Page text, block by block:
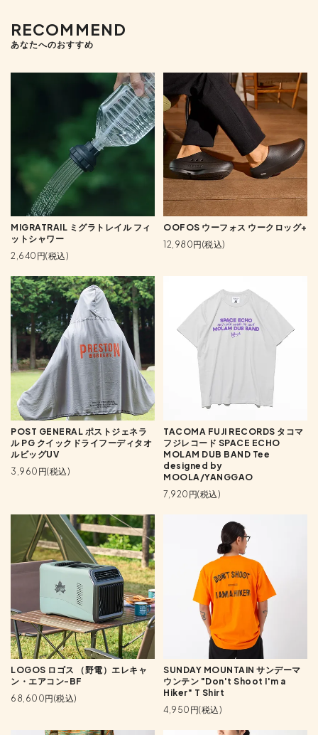
RECOMMEND
あなたへのおすすめ
MIGRATRAIL ミグラトレイル フィ
ットシャワー
2,640円(税込)
OOFOS ウーフォス ウークロッグ+
12,980円(税込)
POST GENERAL ポストジェネラ
ル PG クイックドライフーディタオ
ルビッグUV
3,960円(税込)
TACOMA FUJI RECORDS タコマ
フジレコード SPACE ECHO
MOLAM DUB BAND Tee
designed by
MOOLA/YANGGAO
7,920円(税込)
LOGOS ロゴス （野電）エレキャ
ン・エアコン-BF
68,600円(税込)
SUNDAY MOUNTAIN サンデーマ
ウンテン "Don't Shoot I'm a
Hiker" T Shirt
4,950円(税込)